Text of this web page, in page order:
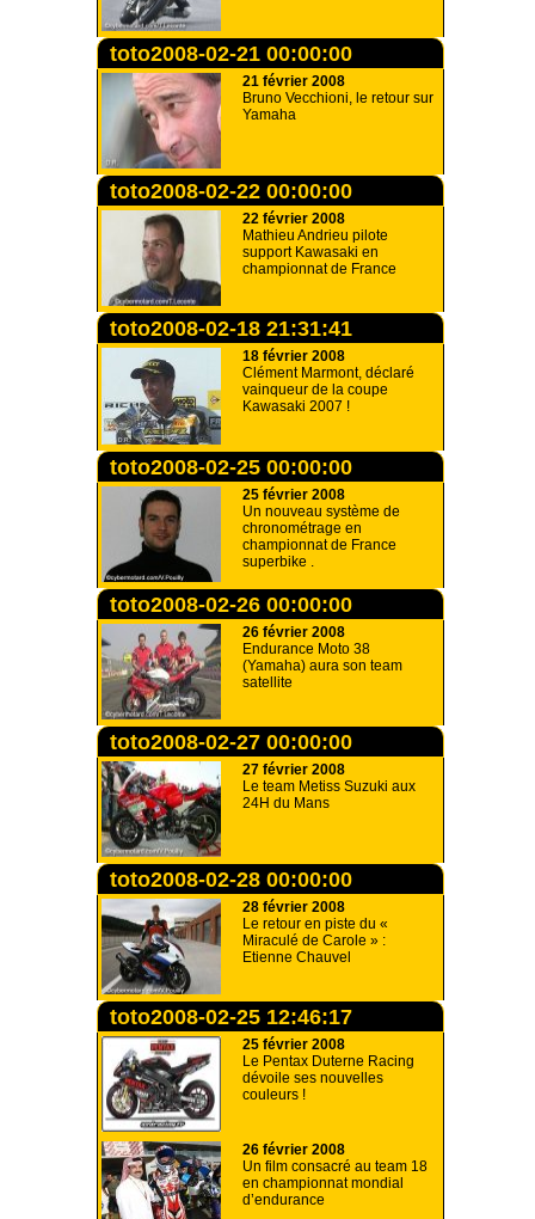
toto2008-02-21 00:00:00
21 février 2008
Bruno Vecchioni, le retour sur
Yamaha
toto2008-02-22 00:00:00
22 février 2008
Mathieu Andrieu pilote
support Kawasaki en
championnat de France
toto2008-02-18 21:31:41
18 février 2008
Clément Marmont, déclaré
vainqueur de la coupe
Kawasaki 2007 !
toto2008-02-25 00:00:00
25 février 2008
Un nouveau système de
chronométrage en
championnat de France
superbike .
toto2008-02-26 00:00:00
26 février 2008
Endurance Moto 38
(Yamaha) aura son team
satellite
toto2008-02-27 00:00:00
27 février 2008
Le team Metiss Suzuki aux
24H du Mans
toto2008-02-28 00:00:00
28 février 2008
Le retour en piste du «
Miraculé de Carole » :
Etienne Chauvel
toto2008-02-25 12:46:17
25 février 2008
Le Pentax Duterne Racing
dévoile ses nouvelles
couleurs !
26 février 2008
Un film consacré au team 18
en championnat mondial
d’endurance